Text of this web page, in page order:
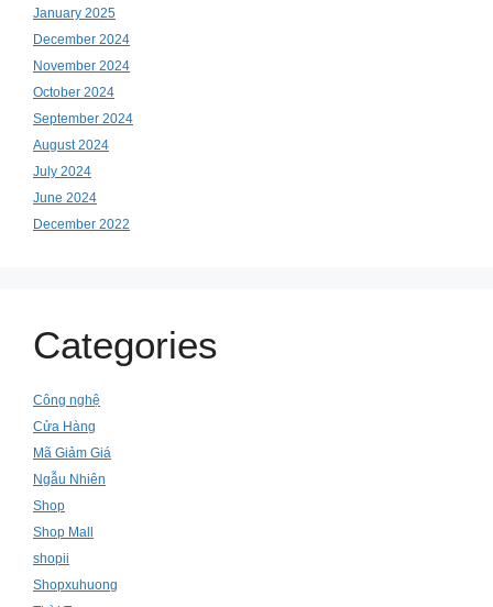
January 2025
December 2024
November 2024
October 2024
September 2024
August 2024
July 2024
June 2024
December 2022
Categories
Công nghệ
Cửa Hàng
Mã Giảm Giá
Ngẫu Nhiên
Shop
Shop Mall
shopii
Shopxuhuong